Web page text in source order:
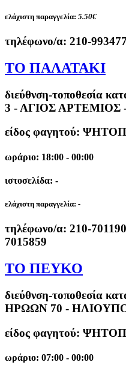
ελάχιστη παραγγελία: 5.50€
τηλέφωνο/α: 210-
ΤΟ ΠΑΛΑΤΑΚΙ
διεύθνση-τοποθεσία
3 - ΑΓΙΟΣ ΑΡΤΕΜΙΟΣ
είδος φαγητού:
ωράριο: 18:00 - 00:00
ιστοσελίδα: -
ελάχιστη παραγγελία: -
τηλέφωνο/α: 210-
7015859
ΤΟ ΠΕΥΚΟ
διεύθνση-τοποθεσία
ΗΡΩΩΝ 70 -
είδος φαγητού:
ωράριο: 07:00 - 00:00